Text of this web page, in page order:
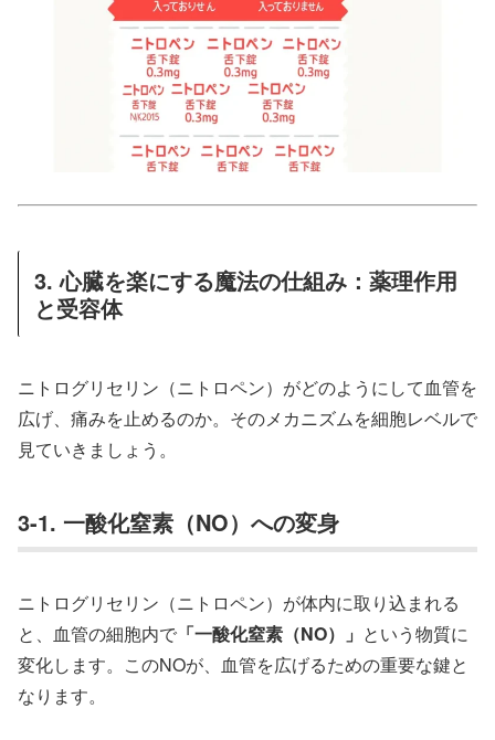
3. 心臓を楽にする魔法の仕組み：薬理作用
と受容体
ニトログリセリン（ニトロペン）がどのようにして血管を
広げ、痛みを止めるのか。そのメカニズムを細胞レベルで
見ていきましょう。
3-1. 一酸化窒素（NO）への変身
ニトログリセリン（ニトロペン）が体内に取り込まれる
と、血管の細胞内で 「一酸化窒素（NO）」 という物質に
変化します。このNOが、血管を広げるための重要な鍵と
なります。